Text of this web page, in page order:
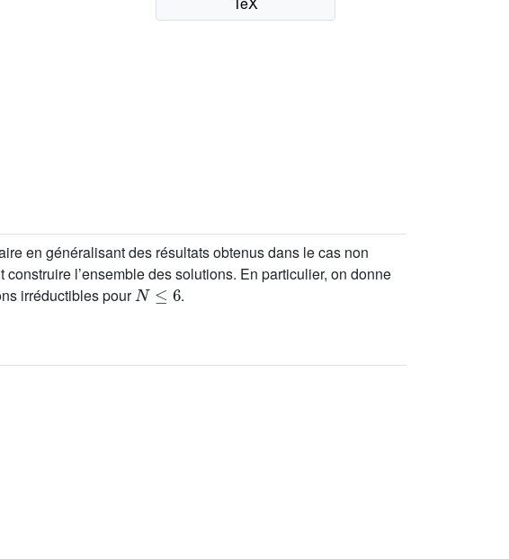
en généralisant des résultats obtenus dans le cas non
l’ensemble des solutions. En particulier, on donne
irréductibles pour
N≤6
.